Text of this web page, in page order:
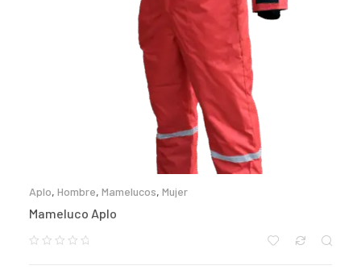
Aplo, Hombre, Mamelucos, Mujer
Mameluco Aplo